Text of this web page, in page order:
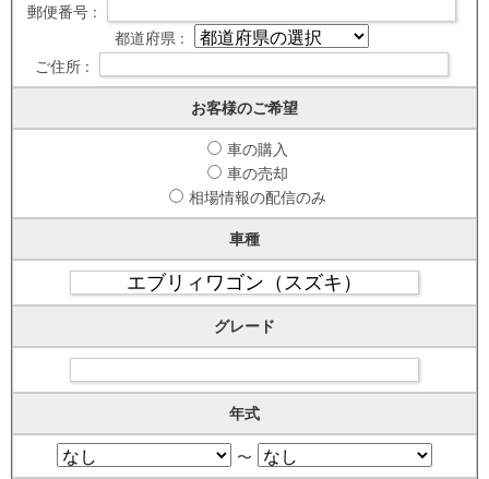
郵便番号 :
都道府県 :
ご住所 :
お客様のご希望
車の購入
車の売却
相場情報の配信のみ
車種
グレード
年式
〜